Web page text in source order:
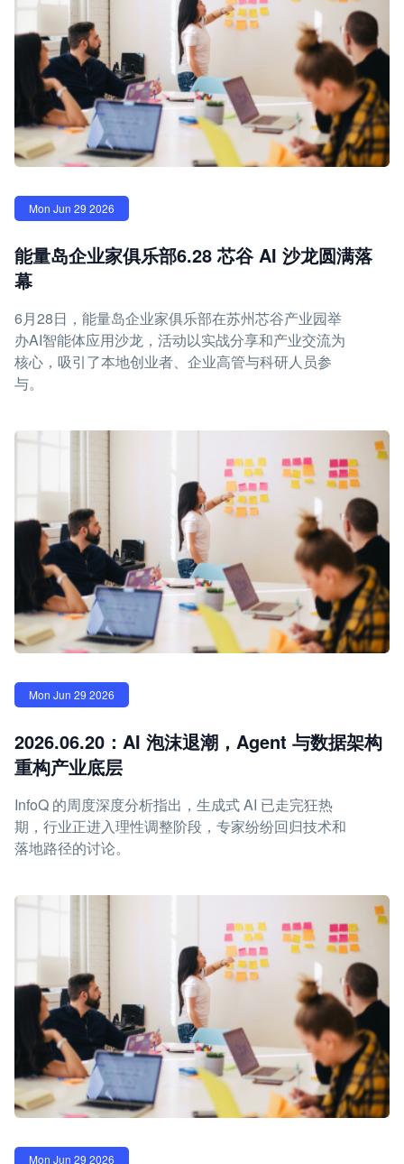
Mon Jun 29 2026
能量岛企业家俱乐部6.28 芯谷 AI 沙龙圆满落
幕
6月28日，能量岛企业家俱乐部在苏州芯谷产业园举
办AI智能体应用沙龙，活动以实战分享和产业交流为
核心，吸引了本地创业者、企业高管与科研人员参
与。
Mon Jun 29 2026
2026.06.20：AI 泡沫退潮，Agent 与数据架构
重构产业底层
InfoQ 的周度深度分析指出，生成式 AI 已走完狂热
期，行业正进入理性调整阶段，专家纷纷回归技术和
落地路径的讨论。
Mon Jun 29 2026